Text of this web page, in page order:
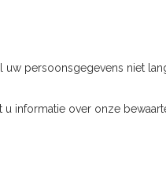
uw persoonsgegevens niet
informatie over onze